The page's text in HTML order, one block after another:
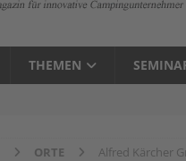
THEMEN
ORTE Alfred Kärcher